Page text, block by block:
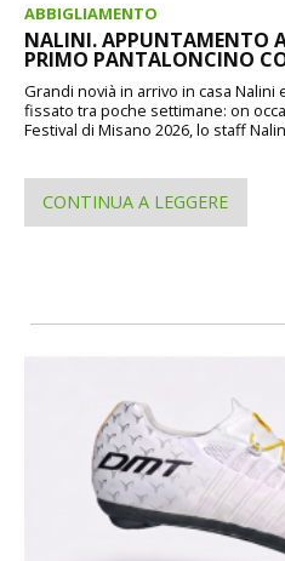
ABBIGLIAMENTO
NALINI. APPUNTAMENTO A
PRIMO PANTALONCINO
Grandi novià in arrivo in casa
fissato tra poche settimane: on
Festival di Misano 2026, lo staff
CONTINUA A LEGGERE